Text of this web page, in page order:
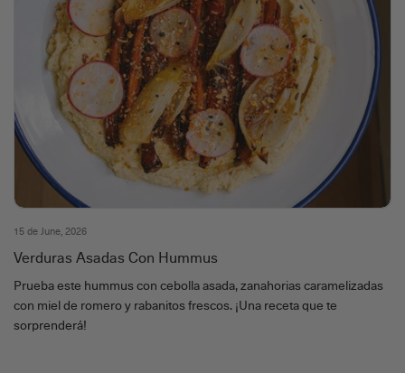
15 de June, 2026
Verduras Asadas Con Hummus
Prueba este hummus con cebolla asada, zanahorias caramelizadas
con miel de romero y rabanitos frescos. ¡Una receta que te
sorprenderá!